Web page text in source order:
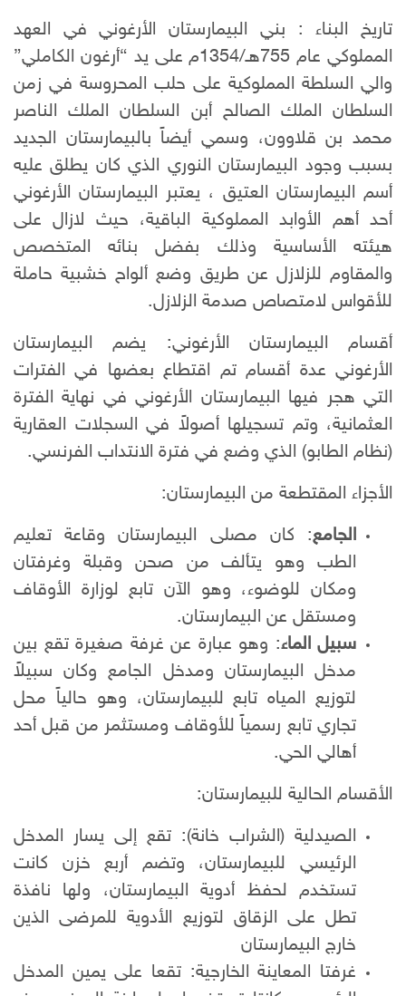
تاريخ البناء : بني البيمارستان الأرغوني في العهد
المملوكي عام 755هـ/1354م على يد “أرغون الكاملي”
والي السلطة المملوكية على حلب المحروسة في زمن
السلطان الملك الصالح أبن السلطان الملك الناصر
محمد بن قلاوون، وسمي أيضاً بالبيمارستان الجديد
بسبب وجود البيمارستان النوري الذي كان يطلق عليه
أسم البيمارستان العتيق ، يعتبر البيمارستان الأرغوني
أحد أهم الأوابد المملوكية الباقية، حيث لازال على
هيئته الأساسية وذلك بفضل بنائه المتخصص
والمقاوم للزلازل عن طريق وضع ألواح خشبية حاملة
للأقواس لامتصاص صدمة الزلازل.
أقسام البيمارستان الأرغوني: يضم البيمارستان
الأرغوني عدة أقسام تم اقتطاع بعضها في الفترات
التي هجر فيها البيمارستان الأرغوني في نهاية الفترة
العثمانية، وتم تسجيلها أصولاً في السجلات العقارية
(نظام الطابو) الذي وضع في فترة الانتداب الفرنسي.
الأجزاء المقتطعة من البيمارستان:
الجامع: كان مصلى البيمارستان وقاعة تعليم
الطب وهو يتألف من صحن وقبلة وغرفتان
ومكان للوضوء، وهو الآن تابع لوزارة الأوقاف
ومستقل عن البيمارستان.
سبيل الماء: وهو عبارة عن غرفة صغيرة تقع بين
مدخل البيمارستان ومدخل الجامع وكان سبيلاً
لتوزيع المياه تابع للبيمارستان، وهو حالياً محل
تجاري تابع رسمياً للأوقاف ومستثمر من قبل أحد
أهالي الحي.
الأقسام الحالية للبيمارستان:
الصيدلية (الشراب خانة): تقع إلى يسار المدخل
الرئيسي للبيمارستان، وتضم أربع خزن كانت
تستخدم لحفظ أدوية البيمارستان، ولها نافذة
تطل على الزقاق لتوزيع الأدوية للمرضى الذين
خارج البيمارستان
غرفتا المعاينة الخارجية: تقعا على يمين المدخل